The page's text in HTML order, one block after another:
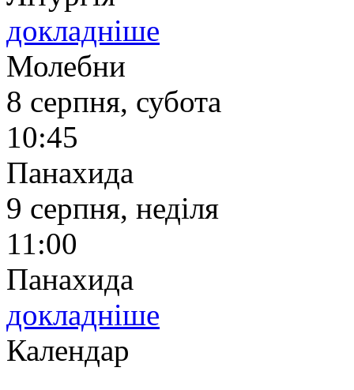
докладніше
Молебни
8 серпня, субота
10:45
Панахида
9 серпня, неділя
11:00
Панахида
докладніше
Календар